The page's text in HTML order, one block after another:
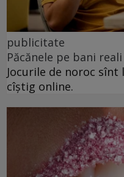
publicitate
Păcănele pe bani
Jocurile de noroc
cîștig online.